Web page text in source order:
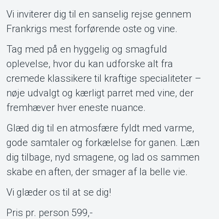
Vi inviterer dig til en sanselig rejse gennem
Frankrigs mest forførende oste og vine.
Tag med på en hyggelig og smagfuld
oplevelse, hvor du kan udforske alt fra
cremede klassikere til kraftige specialiteter –
nøje udvalgt og kærligt parret med vine, der
fremhæver hver eneste nuance.
Glæd dig til en atmosfære fyldt med varme,
gode samtaler og forkælelse for ganen. Læn
dig tilbage, nyd smagene, og lad os sammen
skabe en aften, der smager af la belle vie.
Vi glæder os til at se dig!
Pris pr. person 599,-